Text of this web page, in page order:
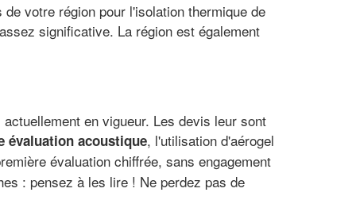
votre région pour l'isolation thermique de
significative. La région est également
en vigueur. Les devis leur sont
évaluation acoustique, l'utilisation d'aérogel
évaluation chiffrée, sans engagement
: pensez à les lire ! Ne perdez pas de